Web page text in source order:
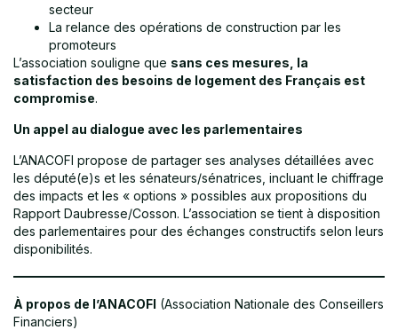
secteur
La relance des opérations de construction par les
promoteurs
L’association souligne que sans ces mesures, la
satisfaction des besoins de logement des Français est
compromise.
Un appel au dialogue avec les parlementaires
L’ANACOFI propose de partager ses analyses détaillées avec
les député(e)s et les sénateurs/sénatrices, incluant le chiffrage
des impacts et les « options » possibles aux propositions du
Rapport Daubresse/Cosson. L’association se tient à disposition
des parlementaires pour des échanges constructifs selon leurs
disponibilités.
À propos de l’ANACOFI (Association Nationale des Conseillers
Financiers)